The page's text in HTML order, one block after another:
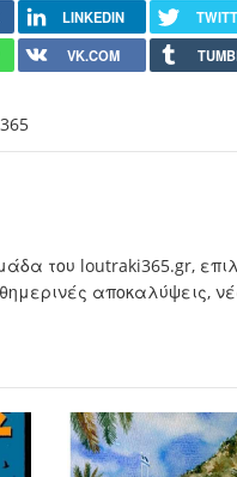
LINKEDIN
VK.COM
του loutraki365.gr,
αποκαλύψεις,